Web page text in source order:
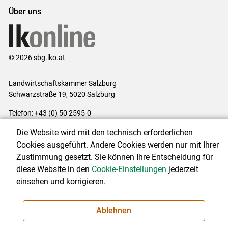
Über uns
© 2026 sbg.lko.at
Landwirtschaftskammer Salzburg
Schwarzstraße 19, 5020 Salzburg
Telefon: +43 (0) 50 2595-0
Impressum|Kontakt|Datenschutzerklärung|Barrierefreiheit|
Cookie-Einstellungen
NEWSLETTER
Die Website wird mit den technisch erforderlichen
Cookies ausgeführt. Andere Cookies werden nur mit Ihrer
Zustimmung gesetzt. Sie können Ihre Entscheidung für
diese Website in den Cookie-Einstellungen jederzeit
einsehen und korrigieren.
Ablehnen